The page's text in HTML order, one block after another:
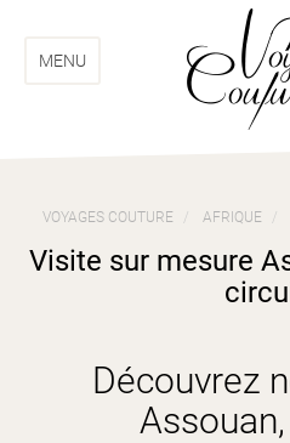
menu
contenuMENU
VOYAGES COUTURE AFRIQUE
Visite sur mesure
Découvrez